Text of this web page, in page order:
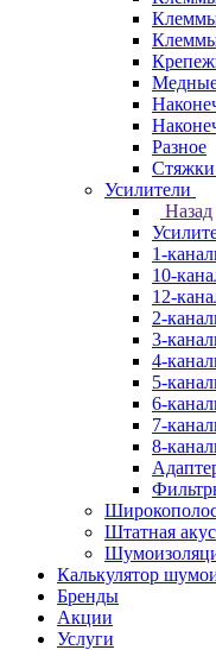
Разное
Стяжки
Усилители
Назад
1-
10-
12-
2-
3-
4-
5-
6-
7-
8-
Штатная
Калькулятор
Бренды
Акции
Услуги